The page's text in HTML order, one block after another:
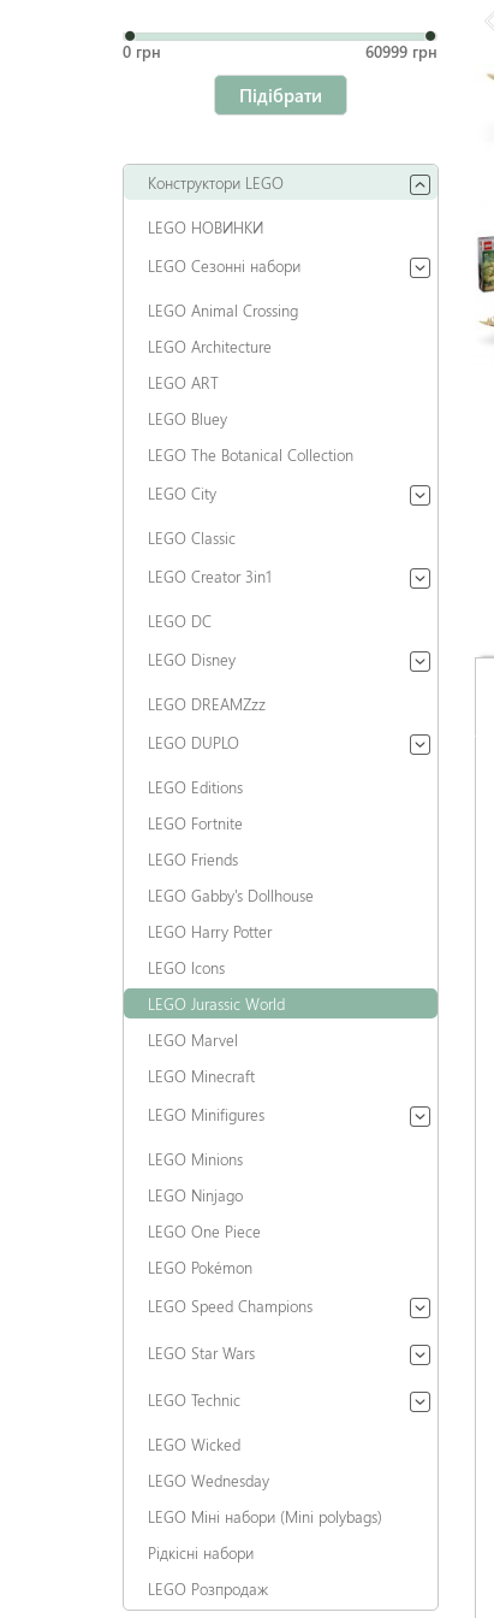
0 грн 60999 грн
Підібрати
Конструктори LEGO
LEGO НОВИНКИ
LEGO Сезонні набори
LEGO Animal Crossing
LEGO Architecture
LEGO ART
LEGO Bluey
LEGO The Botanical Collection
LEGO City
LEGO Classic
LEGO Creator 3in1
LEGO DC
LEGO Disney
LEGO DREAMZzz
LEGO DUPLO
LEGO Editions
LEGO Fortnite
LEGO Friends
LEGO Gabby's Dollhouse
LEGO Harry Potter
LEGO Icons
LEGO Jurassic World
LEGO Marvel
LEGO Minecraft
LEGO Minifigures
LEGO Minions
LEGO Ninjago
LEGO One Piece
LEGO Pokémon
LEGO Speed Champions
LEGO Star Wars
LEGO Technic
LEGO Wicked
LEGO Wednesday
LEGO Міні набори (Mini polybags)
Рідкісні набори
LEGO Розпродаж